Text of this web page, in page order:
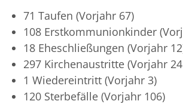
71 Taufen (Vorjahr 67)
108 Erstkommunionkinder
18 Eheschließungen (Vorjahr
297 Kirchenaustritte (Vorjahr
1 Wiedereintritt (Vorjahr 3)
120 Sterbefälle (Vorjahr 106)